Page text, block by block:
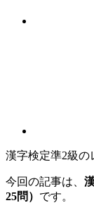
漢字検定準2級の
今回の記事は、
25問） です。